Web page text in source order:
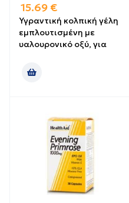
15.69 €
Υγραντική κολπική γέλη
εμπλουτισμένη με
υαλουρονικό οξύ, για